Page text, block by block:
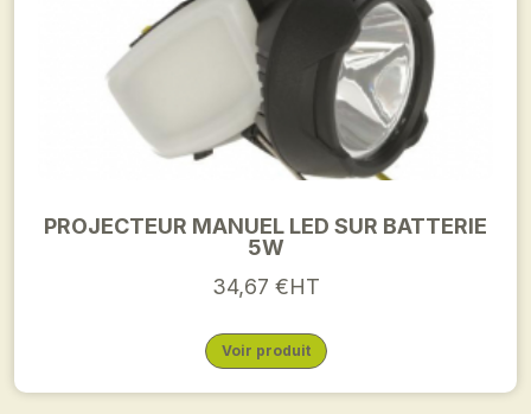
PROJECTEUR MANUEL LED SUR BATTERIE
5W
34,67 €HT
Voir produit